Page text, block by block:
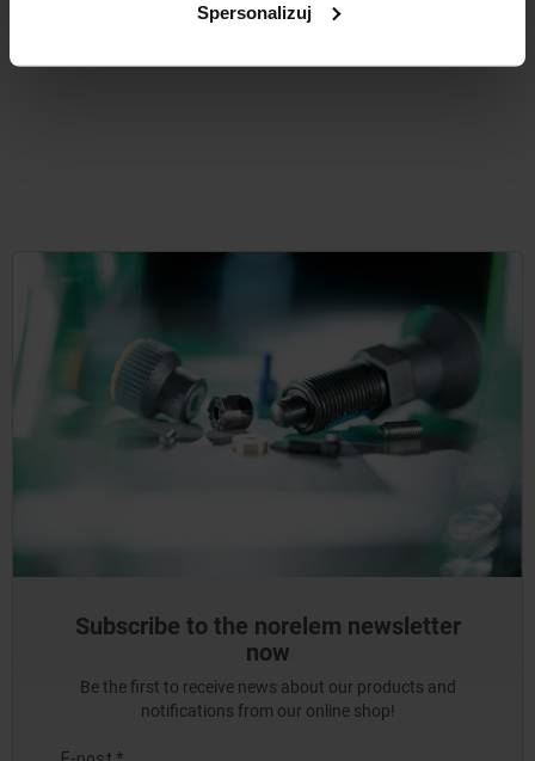
Spersonalizuj
Subscribe to the norelem newsletter
now
Be the first to receive news about our products and
notifications from our online shop!